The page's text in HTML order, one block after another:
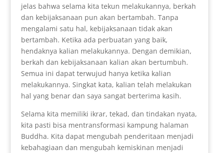
jelas bahwa selama kita tekun melakukannya, berkah
dan kebijaksanaan pun akan bertambah. Tanpa
mengalami satu hal, kebijaksanaan tidak akan
bertambah. Ketika ada perbuatan yang baik,
hendaknya kalian melakukannya. Dengan demikian,
berkah dan kebijaksanaan kalian akan bertumbuh.
Semua ini dapat terwujud hanya ketika kalian
melakukannya. Singkat kata, kalian telah melakukan
hal yang benar dan saya sangat berterima kasih.
Selama kita memiliki ikrar, tekad, dan tindakan nyata,
kita pasti bisa mentransformasi kampung halaman
Buddha. Kita dapat mengubah penderitaan menjadi
kebahagiaan dan mengubah kemiskinan menjadi